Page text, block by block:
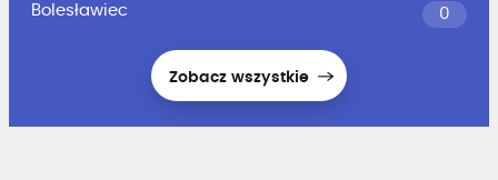
Bolesławiec
0
Zobacz wszystkie